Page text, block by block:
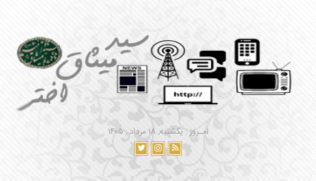
امـروز : یکشنبه, ۱۸ مرداد , ۱۴۰۵